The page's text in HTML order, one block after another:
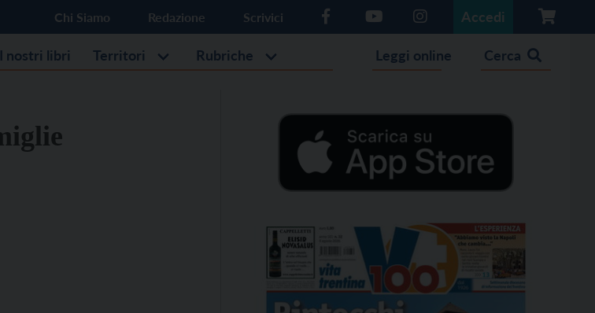
Chi Siamo Redazione Scrivici Accedi
I nostri libri Territori Rubriche Leggi online Cerca